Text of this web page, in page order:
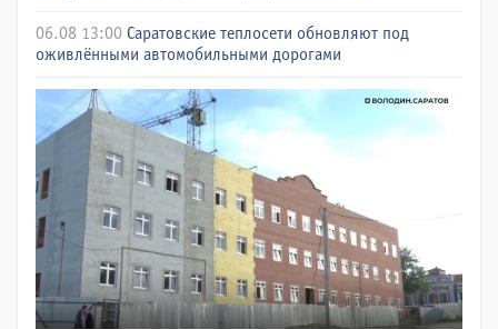
06.08 13:00 Саратовские теплосети обновляют под
оживлёнными автомобильными дорогами